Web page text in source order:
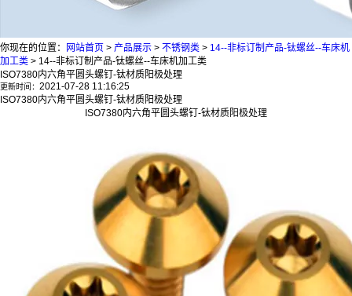
你现在的位置： 网站首页 > 产品展示 > 不锈钢类 > 14--非标订制产品-钛螺丝--车床机
加工类 > 14--非标订制产品-钛螺丝--车床机加工类
ISO7380内六角平圆头螺钉-钛材质阳极处理
更新时间： 2021-07-28 11:16:25
ISO7380内六角平圆头螺钉-钛材质阳极处理
ISO7380内六角平圆头螺钉-钛材质阳极处理